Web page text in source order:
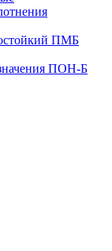
ПМБ
ПОН-Б